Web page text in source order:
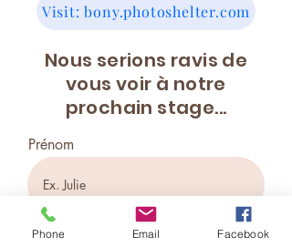
Visit: bony.photoshelter.com
Nous serions ravis de
vous voir à notre
prochain stage...
Prénom
Nom de famille
Phone Email Facebook